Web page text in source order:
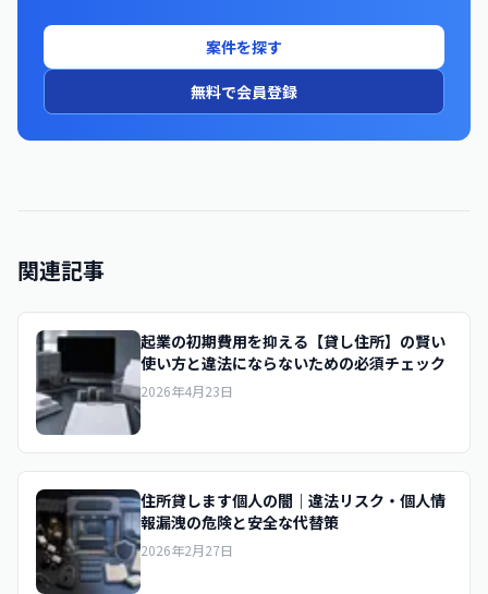
案件を探す
無料で会員登録
関連記事
起業の初期費用を抑える【貸し住所】の賢い
使い方と違法にならないための必須チェック
2026年4月23日
住所貸します個人の闇｜違法リスク・個人情
報漏洩の危険と安全な代替策
2026年2月27日